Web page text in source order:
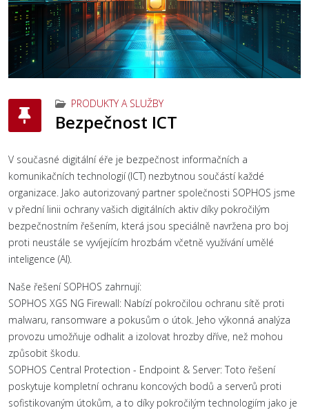
PRODUKTY A SLUŽBY
Bezpečnost ICT
V současné digitální éře je bezpečnost informačních a
komunikačních technologií (ICT) nezbytnou součástí každé
organizace. Jako autorizovaný partner společnosti SOPHOS jsme
v přední linii ochrany vašich digitálních aktiv díky pokročilým
bezpečnostním řešením, která jsou speciálně navržena pro boj
proti neustále se vyvíjejícím hrozbám včetně využívání umělé
inteligence (AI).
Naše řešení SOPHOS zahrnují:
SOPHOS XGS NG Firewall: Nabízí pokročilou ochranu sítě proti
malwaru, ransomware a pokusům o útok. Jeho výkonná analýza
provozu umožňuje odhalit a izolovat hrozby dříve, než mohou
způsobit škodu.
SOPHOS Central Protection - Endpoint & Server: Toto řešení
poskytuje kompletní ochranu koncových bodů a serverů proti
sofistikovaným útokům, a to díky pokročilým technologiím jako je